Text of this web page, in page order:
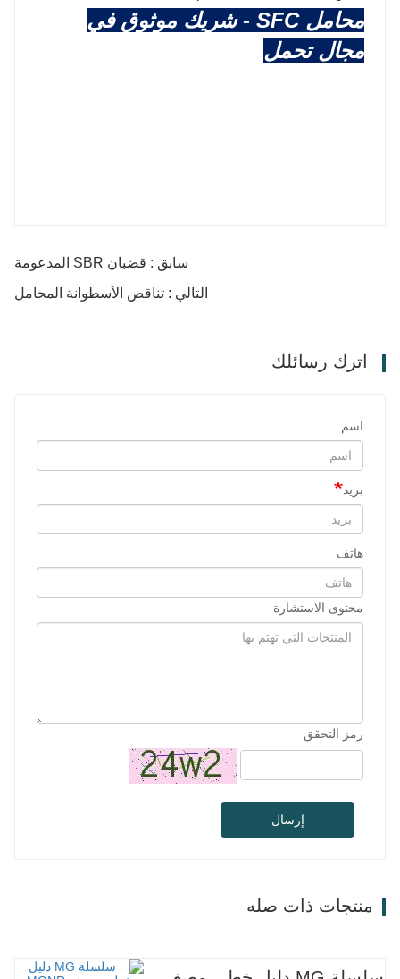
محامل SFC - شريك موثوق في
مجال تحمل
سابق : قضبان SBR المدعومة
التالي : تناقص الأسطوانة المحامل
اترك رسائلك
اسم
بريد
هاتف
محتوى الاستشارة
رمز التحقق
إرسال
منتجات ذات صله